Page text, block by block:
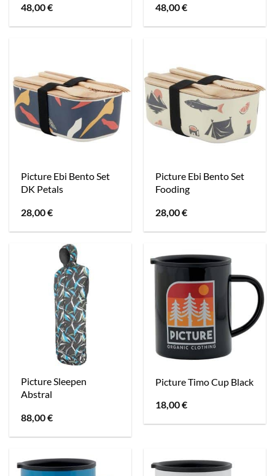
48,00€
48,00€
Picture Ebi Bento Set
DK Petals
28,00€
Picture Ebi Bento Set
Fooding
28,00€
Picture Sleepen
Abstral
88,00€
Picture Timo Cup Black
18,00€